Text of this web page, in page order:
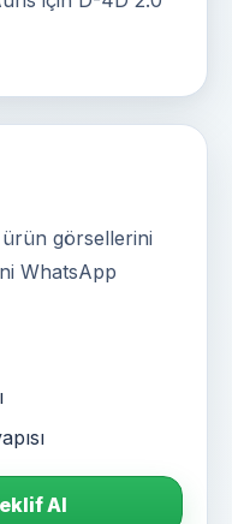
ürün görsellerini
WhatsApp
Al